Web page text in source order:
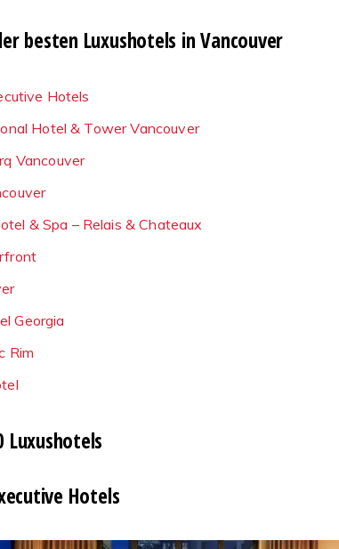
besten Luxushotels in Vancouver
Hotels
Hotel & Tower Vancouver
Vancouver
& Spa – Relais & Chateaux
Georgia
Rim
Luxushotels
Hotels